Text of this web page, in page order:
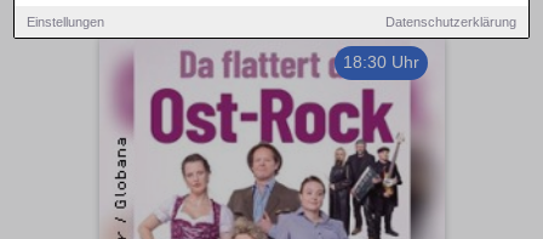
Einstellungen Datenschutzerklärung
18:30 Uhr